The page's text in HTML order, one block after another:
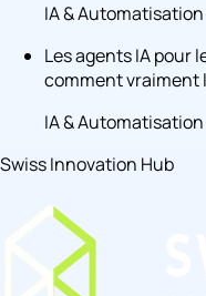
IA & Automatisation
Les agents IA pour
comment vraiment
IA & Automatisation
Swiss Innovation Hub